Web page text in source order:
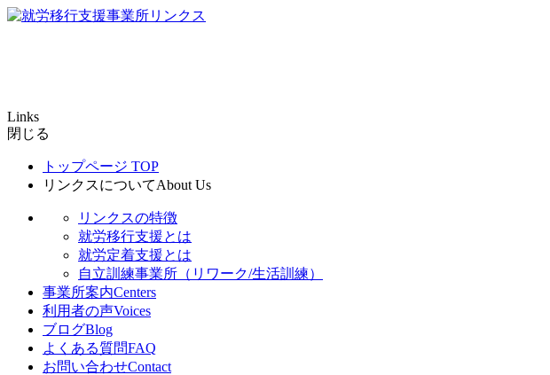
Links
閉じる
トップページ TOP
リンクスについてAbout Us
リンクスの特徴
就労移行支援とは
就労定着支援とは
自立訓練事業所（リワーク/生活訓練）
事業所案内Centers
利用者の声Voices
ブログBlog
よくある質問FAQ
お問い合わせContact